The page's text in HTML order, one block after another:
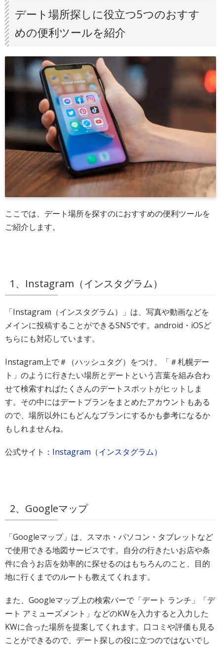
デート場所探しに役立つ5つのおすす
めの便利ツールを紹介
ここでは、デート場所を探すのにおすすめの便利ツールを
ご紹介します。
1、Instagram（インスタグラム）
「Instagram（インスタグラム）」は、写真や動画などを
メインに投稿することができるSNSです。android・iOSど
ちらにも対応しています。
Instagram上で＃（ハッシュタグ）をつけ、「＃札幌デー
ト」のように行きたい場所とデートという言葉を組み合わ
せて検索すればたくさんのデートスポットがヒットしま
す。その中にはデートプランをまとめたアカウントもある
ので、場所以外にもどんなプランにするかも参考になるか
もしれませんね。
公式サイト： Instagram（インスタグラム）
2、Googleマップ
「Googleマップ」は、スマホ・パソコン・タブレットなど
で使用できる地図サービスです。自分の行きたいお店や条
件に合うお店を効率的に探せるのはもちろんのこと、目的
地に行くまでのルートも教えてくれます。
また、Googleマップ上の検索バーで「デート ランチ」「デ
ート アミューズメント」などのKWを入力すると入力した
KWに合った場所を提案してくれます。口コミや評価も見る
ことができるので、デート探しの役に立つのではないでし